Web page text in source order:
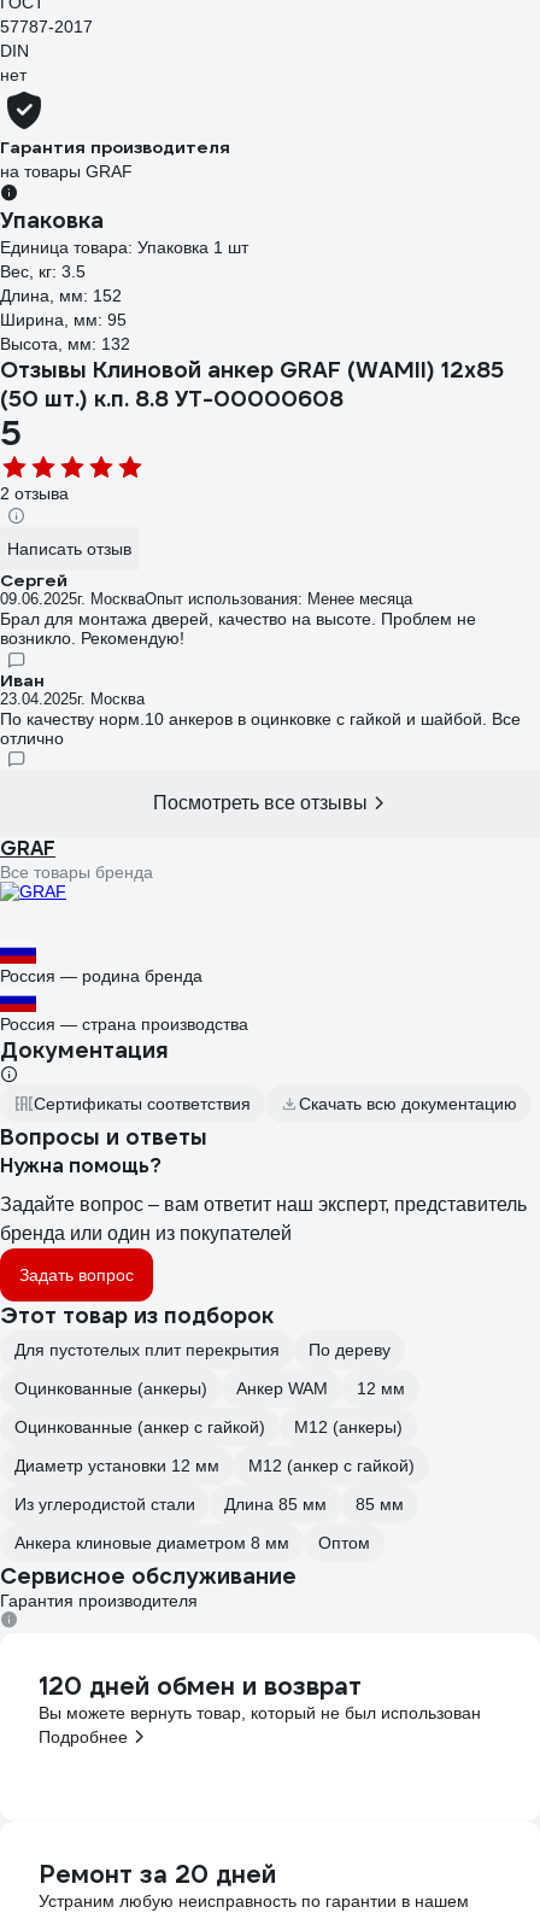
57787-2017
DIN
нет
Гарантия производителя
на товары GRAF
Упаковка
Единица товара: Упаковка 1 шт
Вес, кг: 3.5
Длина, мм: 152
Ширина, мм: 95
Высота, мм: 132
Отзывы Клиновой анкер GRAF (WAMII) 12x85
(50 шт.) к.п. 8.8 УТ-00000608
5
2 отзыва
Написать отзыв
Сергей
09.06.2025г. МоскваОпыт использования: Менее месяца
Брал для монтажа дверей, качество на высоте. Проблем не
возникло. Рекомендую!
Иван
23.04.2025г. Москва
По качеству норм.10 анкеров в оцинковке с гайкой и шайбой. Все
отлично
Посмотреть все отзывы
GRAF
Все товары бренда
Россия — родина бренда
Россия — страна производства
Документация
Сертификаты соответствия Скачать всю документацию
Вопросы и ответы
Нужна помощь?
Задайте вопрос – вам ответит наш эксперт, представитель
бренда или один из покупателей
Задать вопрос
Этот товар из подборок
Для пустотелых плит перекрытия
По дереву
Оцинкованные (анкеры)
Анкер WAM
12 мм
Оцинкованные (анкер с гайкой)
М12 (анкеры)
Диаметр установки 12 мм
М12 (анкер с гайкой)
Из углеродистой стали
Длина 85 мм
85 мм
Анкера клиновые диаметром 8 мм
Оптом
Сервисное обслуживание
Гарантия производителя
120 дней обмен и возврат
Вы можете вернуть товар, который не был использован
Подробнее
Ремонт за 20 дней
Устраним любую неисправность по гарантии в нашем